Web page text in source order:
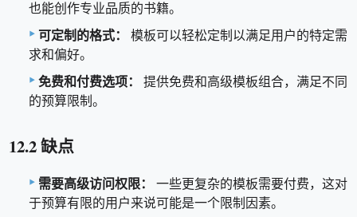
也能创作专业品质的书籍。
可定制的格式：
模板可以轻松定制以满足用户的特定需
求和偏好。
免费和付费选项：
提供免费和高级模板组合，满足不同
的预算限制。
12.2 缺点
需要高级访问权限：
一些更复杂的模板需要付费，这对
于预算有限的用户来说可能是一个限制因素。